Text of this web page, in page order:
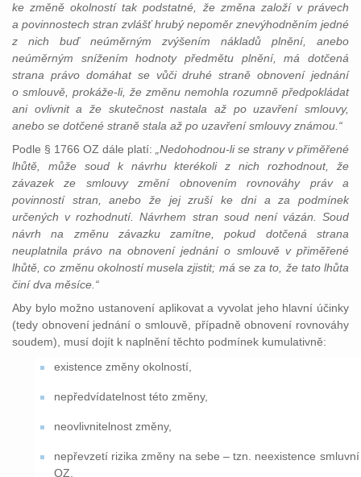
ke změně okolností tak podstatné, že změna založí v právech
a povinnostech stran zvlášť hrubý nepoměr znevýhodněním jedné
z nich buď neúměrným zvýšením nákladů plnění, anebo
neúměrným snížením hodnoty předmětu plnění, má dotčená
strana právo domáhat se vůči druhé straně obnovení jednání
o smlouvě, prokáže-li, že změnu nemohla rozumně předpokládat
ani ovlivnit a že skutečnost nastala až po uzavření smlouvy,
anebo se dotčené straně stala až po uzavření smlouvy známou.“
Podle § 1766 OZ dále platí:
„Nedohodnou-li se strany v přiměřené
lhůtě, může soud k návrhu kterékoli z nich rozhodnout, že
závazek ze smlouvy změní obnovením rovnováhy práv a
povinností stran, anebo že jej zruší ke dni a za podmínek
určených v rozhodnutí. Návrhem stran soud není vázán. Soud
návrh na změnu závazku zamítne, pokud dotčená strana
neuplatnila právo na obnovení jednání o smlouvě v přiměřené
lhůtě, co změnu okolností musela zjistit; má se za to, že tato lhůta
činí dva měsíce.“
Aby bylo možno ustanovení aplikovat a vyvolat jeho hlavní účinky
(tedy obnovení jednání o smlouvě, případně obnovení rovnováhy
soudem), musí dojít k naplnění těchto podmínek kumulativně:
existence změny okolností,
nepředvídatelnost této změny,
neovlivnitelnost změny,
nepřevzetí rizika změny na sebe – tzn. neexistence
OZ,